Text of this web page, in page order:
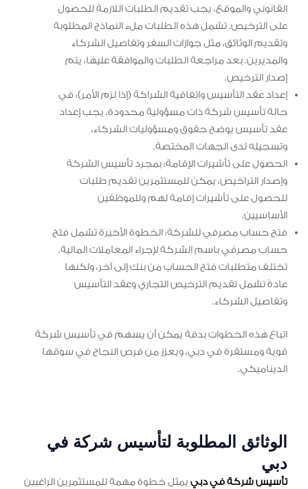
القانوني والموقع، يجب تقديم الطلبات اللازمة للحصول
على الترخيص. تشمل هذه الطلبات ملء النماذج المطلوبة
وتقديم الوثائق، مثل جوازات السفر وتفاصيل الشركاء
والمديرين. بعد مراجعة الطلبات والموافقة عليها، يتم
إصدار الترخيص.
إعداد عقد التأسيس واتفاقية الشراكة (إذا لزم الأمر): في
حالة تأسيس شركة ذات مسؤولية محدودة، يجب إعداد
عقد تأسيس يوضح حقوق ومسؤوليات الشركاء،
وتسجيله لدى الجهات المختصة.
الحصول على تأشيرات الإقامة: بمجرد تأسيس الشركة
وإصدار التراخيص، يمكن للمستثمرين تقديم طلبات
للحصول على تأشيرات إقامة لهم وللموظفين
الأساسيين.
فتح حساب مصرفي للشركة: الخطوة الأخيرة تشمل فتح
حساب مصرفي باسم الشركة لإجراء المعاملات المالية.
تختلف متطلبات فتح الحساب من بنك إلى آخر، ولكنها
عادةً تشمل تقديم الترخيص التجاري وعقد التأسيس
وتفاصيل الشركاء.
اتباع هذه الخطوات بدقة يمكن أن يسهم في تأسيس شركة
قوية ومستقرة في دبي، ويعزز من فرص النجاح في سوقها
الديناميكي.
الوثائق المطلوبة لتأسيس شركة في
دبي
تأسيس شركة في دبي يمثل خطوة مهمة للمستثمرين الراغبين